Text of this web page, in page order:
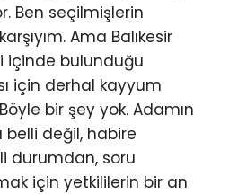
Ben seçilmişlerin
Ama Balıkesir
içinde bulunduğu
için derhal kayyum
bir şey yok. Adamın
belli değil, habire
durumdan, soru
için yetkililerin bir an